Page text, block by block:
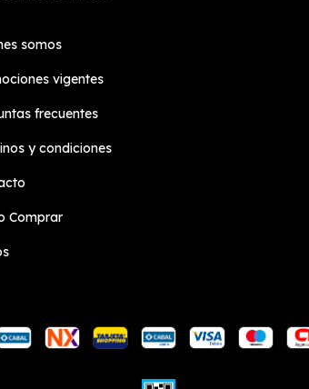
somos
vigentes
frecuentes
y condiciones
Comprar